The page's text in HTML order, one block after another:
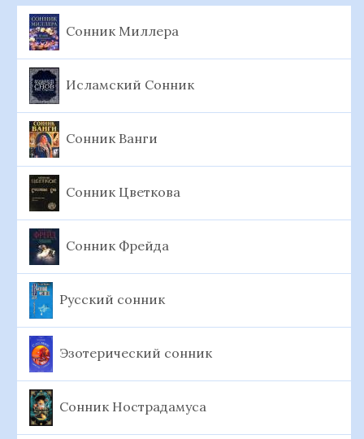
Сонник Миллера
Исламский Сонник
Сонник Ванги
Сонник Цветкова
Сонник Фрейда
Русский сонник
Эзотерический сонник
Сонник Нострадамуса